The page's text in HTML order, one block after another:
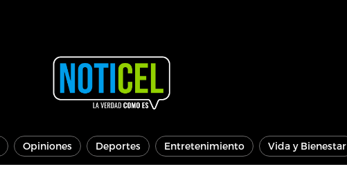
Opiniones Deportes Entretenimiento Vida y Bienestar